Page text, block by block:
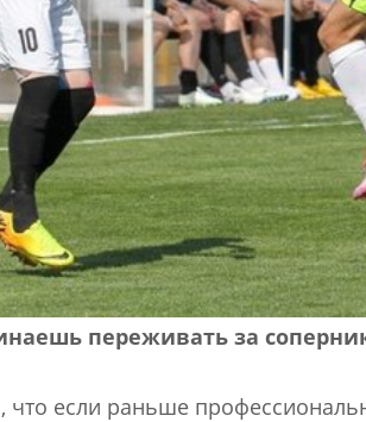
переживать за
что если раньше